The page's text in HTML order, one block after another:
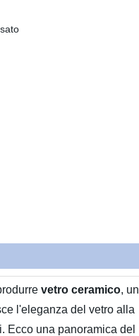
vetro ceramico, un
l'eleganza del vetro alla
Ecco una panoramica del